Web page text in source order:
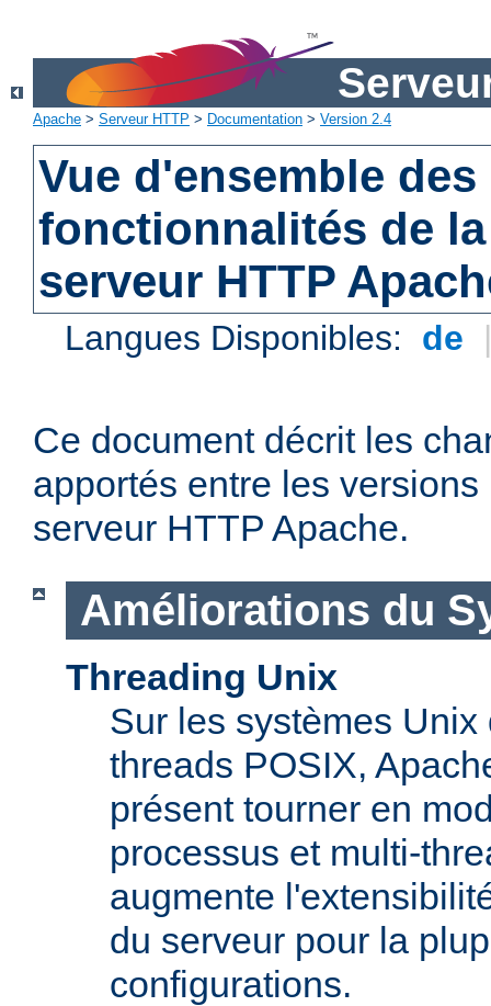
Apache > Serveur HTTP > Documentation > Version 2.4
Vue d'ensemble
fonctionnalités de
serveur HTTP
Langues Disponibles: de
Ce document décrit les
apportés entre les versions
serveur HTTP Apache.
Améliorations du
Threading Unix
Sur les systèmes
threads POSIX,
présent tourner en
processus et multi-
augmente
du serveur pour la
configurations.